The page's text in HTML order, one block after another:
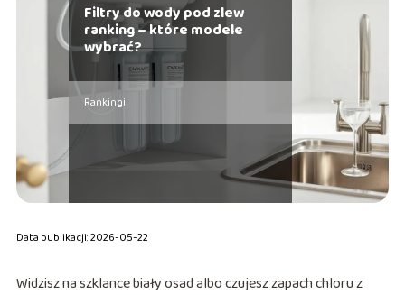
Filtry do wody pod zlew
ranking – które modele
wybrać?
Rankingi
Data publikacji: 2026-05-22
Widzisz na szklance biały osad albo czujesz zapach chloru z